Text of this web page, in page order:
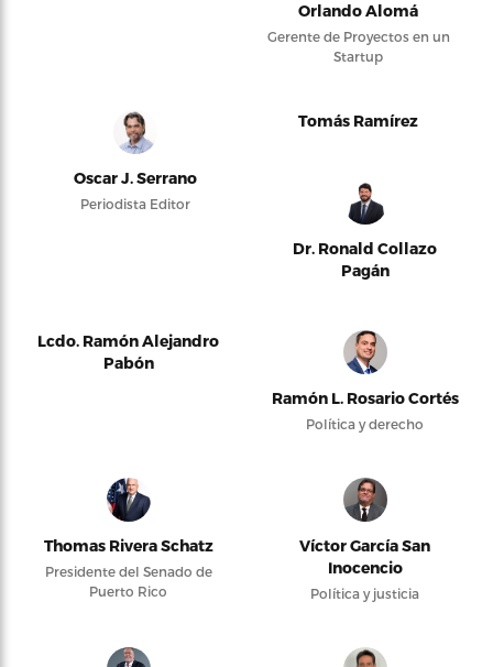
Orlando Alomá
Gerente de Proyectos en un
Startup
Oscar J. Serrano
Periodista Editor
Tomás Ramírez
Dr. Ronald Collazo
Pagán
Lcdo. Ramón Alejandro
Pabón
Ramón L. Rosario Cortés
Política y derecho
Thomas Rivera Schatz
Presidente del Senado de
Puerto Rico
Víctor García San
Inocencio
Política y justicia